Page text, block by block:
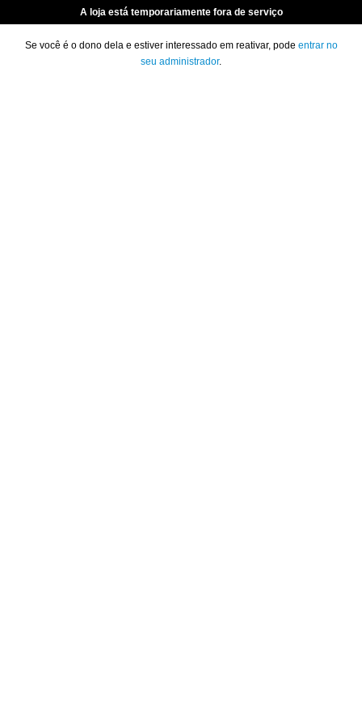
A loja está temporariamente fora de serviço
Se você é o dono dela e estiver interessado em reativar, pode entrar no
seu administrador.